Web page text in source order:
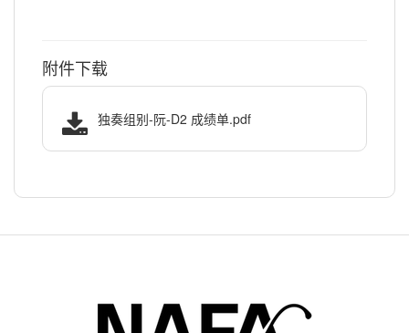
附件下载
独奏组别-阮-D2 成绩单.pdf